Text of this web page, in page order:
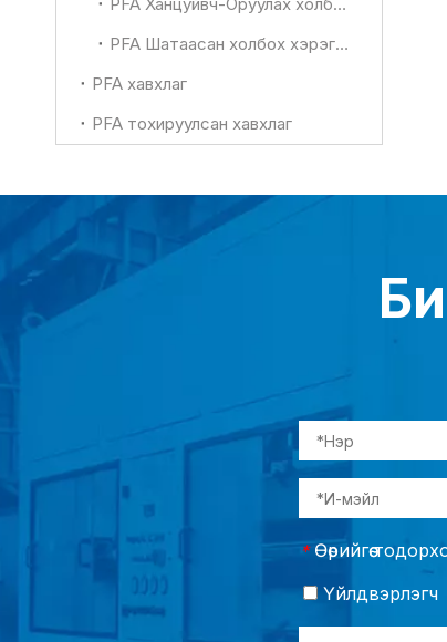
PFA Шатаасан холбох хэрэгслийн цуврал
PFA хавхлаг
PFA тохируулсан хавхлаг
* Өөрийгөө
Үйлдвэрлэгч